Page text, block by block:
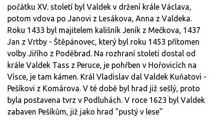
počátku XV. století byl Valdek v držení krále Václava,
potom vdova po Janovi z Lesákova, Anna z Valdeka.
Roku 1433 byl majitelem kališník Jeník z Mečkova, 1437
Jan z Vrtby - Štěpánovec, který byl roku 1453 přítomen
volby Jiřího z Poděbrad. Na rozhraní století dostal od
krále Valdek Tass z Peruce, je pohřben v Hořovicích na
Vísce, je tam kámen. Král Vladislav dal Valdek Kuňatovi -
Pešíkovi z Komárova. V té době byl hrad již sešlý, proto
byla postavena tvrz v Podluhách. V roce 1623 byl Valdek
zabaven Pešíkům, již jako hrad "pustý v lese"